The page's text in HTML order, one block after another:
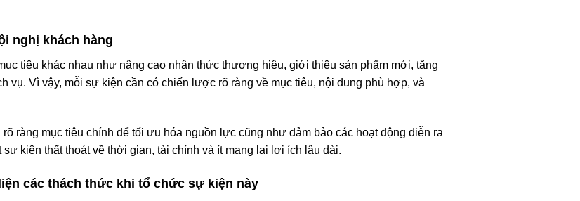
nghị khách hàng
tiêu khác nhau như nâng cao nhận thức thương hiệu, giới thiệu sản phẩm mới, tăng
vụ. Vì vậy, mỗi sự kiện cần có chiến lược rõ ràng về mục tiêu, nội dung phù hợp, và
ràng mục tiêu chính để tối ưu hóa nguồn lực cũng như đảm bảo các hoạt động diễn ra
kiện thất thoát về thời gian, tài chính và ít mang lại lợi ích lâu dài.
các thách thức khi tổ chức sự kiện này